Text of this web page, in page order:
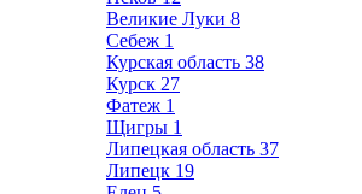
Великие Луки 8
Себеж 1
Курская область 38
Курск 27
Фатеж 1
Щигры 1
Липецкая область 37
Липецк 19